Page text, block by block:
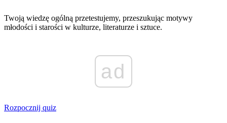
Twoją wiedzę ogólną przetestujemy, przeszukując motywy
młodości i starości w kulturze, literaturze i sztuce.
ad
Rozpocznij quiz